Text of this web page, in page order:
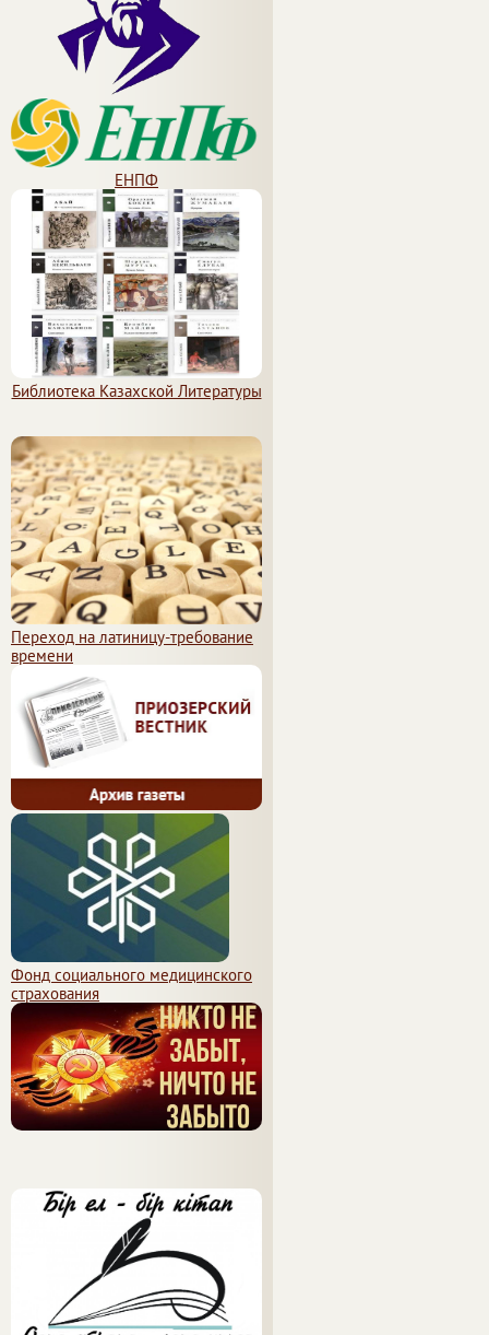
ЕНПФ
Библиотека Казахской Литературы
Переход на латиницу-требование
времени
Фонд социального медицинского
страхования